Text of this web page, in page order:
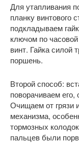
Для утапливания
планку винтового
подкладываем
ключом по
винт. Гайка силой
поршень.
Второй способ:
поворачиваем
Очищаем от грязи
механизма,
тормозных
пальцев были